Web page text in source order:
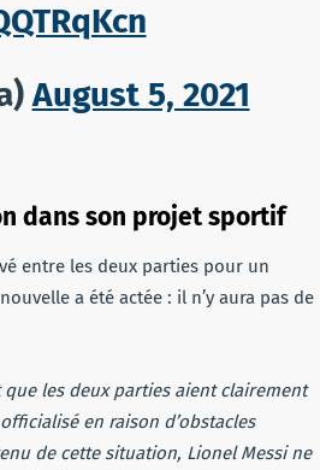
August 5, 2021
dans son projet sportif
entre les deux parties pour un
a été actée : il n’y aura pas de
que les deux parties aient clairement
en raison d’obstacles
de cette situation, Lionel Messi ne